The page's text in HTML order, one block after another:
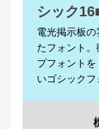
シック
電光掲示板
たフォント
プフォント
いゴシックフ